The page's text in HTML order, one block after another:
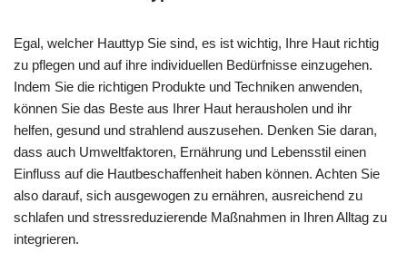
Egal, welcher Hauttyp Sie sind, es ist wichtig, Ihre Haut richtig
zu pflegen und auf ihre individuellen Bedürfnisse einzugehen.
Indem Sie die richtigen Produkte und Techniken anwenden,
können Sie das Beste aus Ihrer Haut herausholen und ihr
helfen, gesund und strahlend auszusehen. Denken Sie daran,
dass auch Umweltfaktoren, Ernährung und Lebensstil einen
Einfluss auf die Hautbeschaffenheit haben können. Achten Sie
also darauf, sich ausgewogen zu ernähren, ausreichend zu
schlafen und stressreduzierende Maßnahmen in Ihren Alltag zu
integrieren.